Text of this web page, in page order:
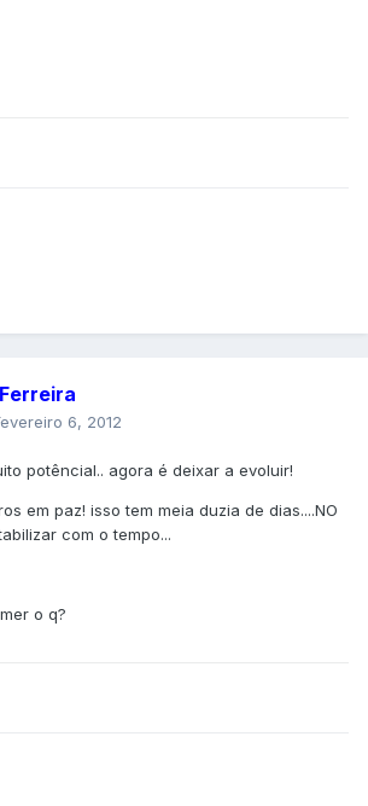
6, 2012
potêncial.. agora é deixar a evoluir!
em paz! isso tem meia duzia de dias....NO
com o tempo...
o q?